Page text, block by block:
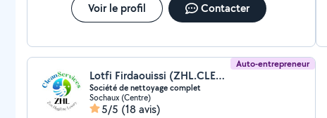
Voir le profil Contacter
Auto-entrepreneur
Lotfi Firdaouissi (ZHL.CLEANSERVICES)
Société de nettoyage complet
Sochaux (Centre)
5/5 (18 avis)